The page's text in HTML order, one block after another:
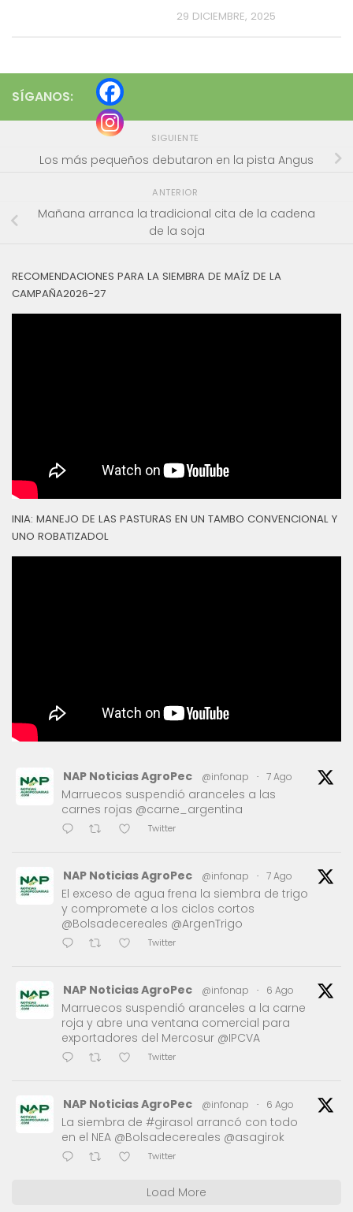
29 DICIEMBRE, 2025
SÍGANOS:
SIGUIENTE
Los más pequeños debutaron en la pista Angus
ANTERIOR
Mañana arranca la tradicional cita de la cadena
de la soja
RECOMENDACIONES PARA LA SIEMBRA DE MAÍZ DE LA
CAMPAÑA2026-27
INIA: MANEJO DE LAS PASTURAS EN UN TAMBO CONVENCIONAL Y
UNO ROBATIZADOL
NAP Noticias AgroPec @infonap · 7 Ago
Marruecos suspendió aranceles a las
carnes rojas @carne_argentina
Twitter
NAP Noticias AgroPec @infonap · 7 Ago
El exceso de agua frena la siembra de trigo
y compromete a los ciclos cortos
@Bolsadecereales @ArgenTrigo
Twitter
NAP Noticias AgroPec @infonap · 6 Ago
Marruecos suspendió aranceles a la carne
roja y abre una ventana comercial para
exportadores del Mercosur @IPCVA
Twitter
NAP Noticias AgroPec @infonap · 6 Ago
La siembra de #girasol arrancó con todo
en el NEA @Bolsadecereales @asagirok
Twitter
Load More